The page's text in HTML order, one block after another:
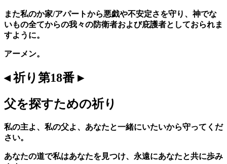
また私のか家/アパートから悪戯や不安定さを守り、神でな
いもの全てからの我々の防衛者および庇護者としておられま
すように。
アーメン。
◂ 祈り第18番 ▸
父を探すための祈り
私の主よ、私の父よ、あなたと一緒にいたいから守ってくだ
さい。
あなたの道で私はあなたを見つけ、永遠にあなたと共に歩み